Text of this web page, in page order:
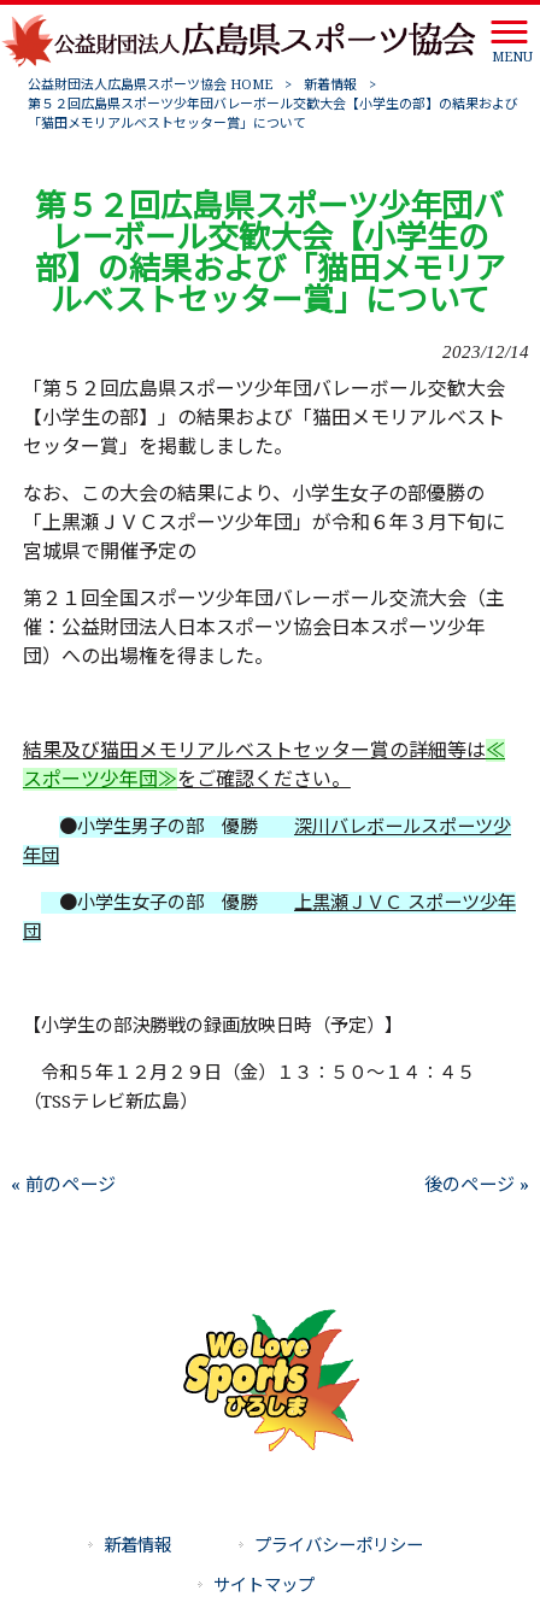
MENU
公益財団法人広島県スポーツ協会 HOME
> 新着情報
>
第５２回広島県スポーツ少年団バレーボール交歓大会【小学生の部】の結果および
「猫田メモリアルベストセッター賞」について
第５２回広島県スポーツ少年団バ
レーボール交歓大会【小学生の
部】の結果および「猫田メモリア
ルベストセッター賞」について
2023/12/14
「第５２回広島県スポーツ少年団バレーボール交歓大会
【小学生の部】」の結果および「猫田メモリアルベスト
セッター賞」を掲載しました。
なお、この大会の結果により、小学生女子の部優勝の
「上黒瀬ＪＶＣスポーツ少年団」が令和６年３月下旬に
宮城県で開催予定の
第２１回全国スポーツ少年団バレーボール交流大会（主
催：公益財団法人日本スポーツ協会日本スポーツ少年
団）への出場権を得ました。
結果及び猫田メモリアルベストセッター賞の詳細等は≪
スポーツ少年団≫をご確認ください。
●小学生男子の部 優勝 深川バレボールスポーツ少
年団
●小学生女子の部 優勝 上黒瀬ＪＶＣ スポーツ少年
団
【小学生の部決勝戦の録画放映日時（予定）】
令和５年１２月２９日（金）１３：５０～１４：４５
（TSSテレビ新広島）
« 前のページ 後のページ »
新着情報 プライバシーポリシー
サイトマップ